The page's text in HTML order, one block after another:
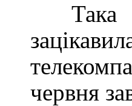
Така
червня